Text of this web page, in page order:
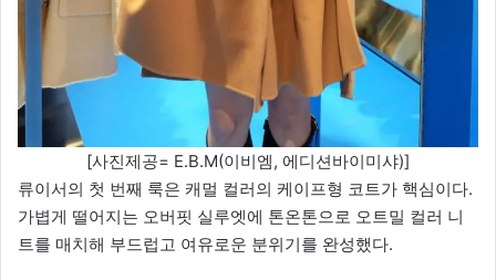
[사진제공= E.B.M(이비엠, 에디션바이미샤)]
류이서의 첫 번째 룩은 캐멀 컬러의 케이프형 코트가 핵심이다.
가볍게 떨어지는 오버핏 실루엣에 톤온톤으로 오트밀 컬러 니
트를 매치해 부드럽고 여유로운 분위기를 완성했다.